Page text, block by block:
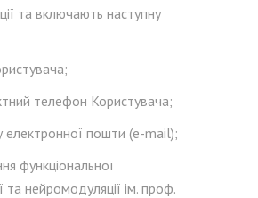
та включають наступну
телефон Користувача;
електронної пошти (e-mail);
функціональної
та нейромодуляції ім. проф.